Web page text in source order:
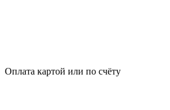
Оплата картой или по счёту